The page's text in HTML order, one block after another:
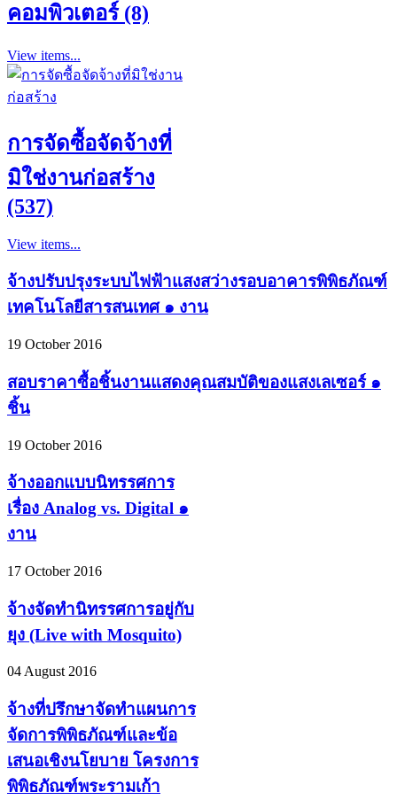
คอมพิวเตอร์ (8)
View items...
การจัดซื้อจัดจ้างที่
มิใช่งานก่อสร้าง
(537)
View items...
จ้างปรับปรุงระบบไฟฟ้าแสงสว่างรอบอาคารพิพิธภัณฑ์
เทคโนโลยีสารสนเทศ ๑ งาน
19 October 2016
สอบราคาซื้อชิ้นงานแสดงคุณสมบัติของแสงเลเซอร์ ๑
ชิ้น
19 October 2016
จ้างออกแบบนิทรรศการ
เรื่อง Analog vs. Digital ๑
งาน
17 October 2016
จ้างจัดทำนิทรรศการอยู่กับ
ยุง (Live with Mosquito)
04 August 2016
จ้างที่ปรึกษาจัดทำแผนการ
จัดการพิพิธภัณฑ์และข้อ
เสนอเชิงนโยบาย โครงการ
พิพิธภัณฑ์พระรามเก้า